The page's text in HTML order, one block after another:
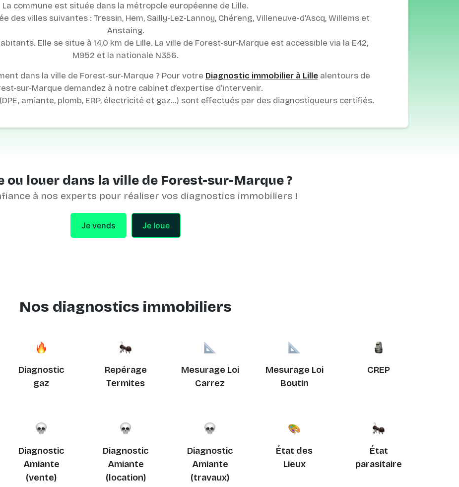
La commune est située dans la métropole européenne de Lille.
des villes suivantes : Tressin, Hem, Sailly-Lez-Lannoy, Chéreng, Villeneuve-d'Ascq, Willems et
Anstaing.
Elle se situe à 14,0 km de Lille. La ville de Forest-sur-Marque est accessible via la E42,
M952 et la nationale N356.
dans la ville de Forest-sur-Marque ? Pour votre Diagnostic immobilier à Lillealentours de
sur-Marque demandez à notre cabinet d’expertise d’intervenir.
amiante, plomb, ERP, électricité et gaz…) sont effectués par des diagnostiqueurs certifiés.
ou louer dans la ville de Forest-sur-Marque ?
à nos experts pour réaliser vos diagnostics immobiliers !
Je vends Je loue
Nos diagnostics immobiliers
Diagnostic
gaz
Repérage
Termites
Mesurage Loi
Carrez
Mesurage Loi
Boutin
CREP
Diagnostic
Amiante
(vente)
Diagnostic
Amiante
(location)
Diagnostic
Amiante
(travaux)
État des
Lieux
État
parasitaire